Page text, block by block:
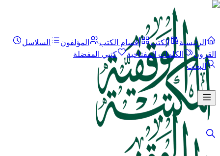
الرئيسية الكتب أقسام الكتب المؤلفون
السلاسل
القرون
الكلمات المفتاحية
كتبي المفضلة
البحث